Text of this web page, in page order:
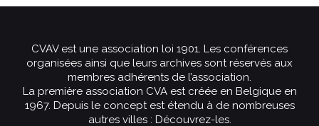
CVAV est une association loi 1901. Les conférences
organisées ainsi que leurs archives sont réservés aux
membres adhérents de l’association.
La première association CVA est créée en Belgique en
1967. Depuis le concept est étendu à de nombreuses
autres villes : Découvrez-les.